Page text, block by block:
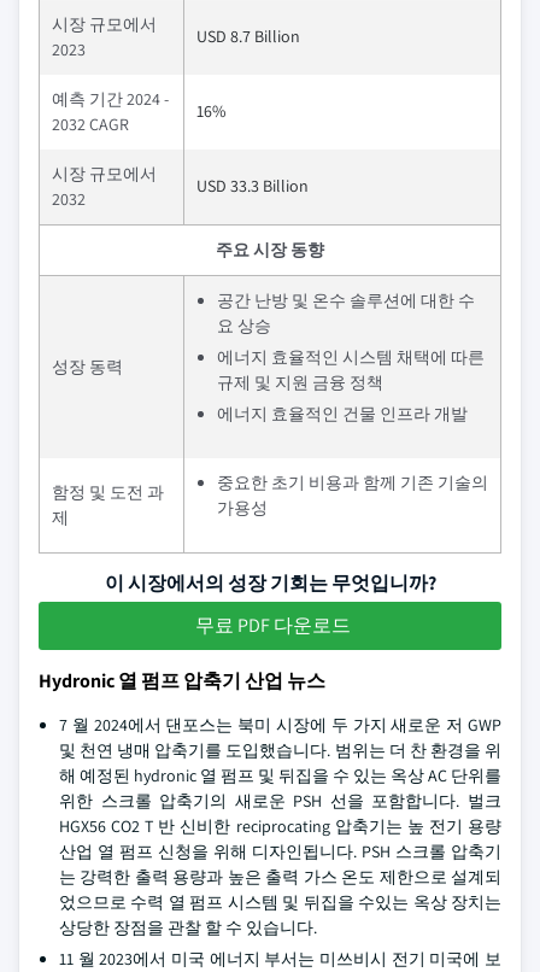
시장 규모에서
2023
USD 8.7 Billion
예측 기간 2024 -
2032 CAGR
16%
시장 규모에서
2032
USD 33.3 Billion
주요 시장 동향
성장 동력
공간 난방 및 온수 솔루션에 대한 수
요 상승
에너지 효율적인 시스템 채택에 따른
규제 및 지원 금융 정책
에너지 효율적인 건물 인프라 개발
함정 및 도전 과
제
중요한 초기 비용과 함께 기존 기술의
가용성
이 시장에서의 성장 기회는 무엇입니까?
무료 PDF 다운로드
Hydronic 열 펌프 압축기 산업 뉴스
7 월 2024에서 댄포스는 북미 시장에 두 가지 새로운 저 GWP
및 천연 냉매 압축기를 도입했습니다. 범위는 더 찬 환경을 위
해 예정된 hydronic 열 펌프 및 뒤집을 수 있는 옥상 AC 단위를
위한 스크롤 압축기의 새로운 PSH 선을 포함합니다. 벌크
HGX56 CO2 T 반 신비한 reciprocating 압축기는 높 전기 용량
산업 열 펌프 신청을 위해 디자인됩니다. PSH 스크롤 압축기
는 강력한 출력 용량과 높은 출력 가스 온도 제한으로 설계되
었으므로 수력 열 펌프 시스템 및 뒤집을 수있는 옥상 장치는
상당한 장점을 관찰 할 수 있습니다.
11 월 2023에서 미국 에너지 부서는 미쓰비시 전기 미국에 보